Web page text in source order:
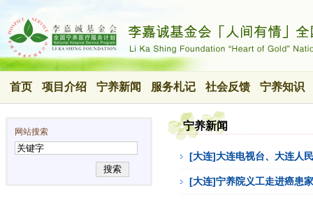
首页 项目介绍 宁养新闻 服务札记 社会反馈 宁养知识
网站搜索
搜索
宁养新闻
[大连]大连电视台、大连人
[大连]宁养院义工走进癌患